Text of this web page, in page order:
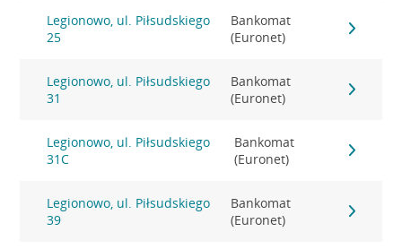
Legionowo, ul. Piłsudskiego
25
Bankomat
(Euronet)
Legionowo, ul. Piłsudskiego
31
Bankomat
(Euronet)
Legionowo, ul. Piłsudskiego
31C
Bankomat
(Euronet)
Legionowo, ul. Piłsudskiego
39
Bankomat
(Euronet)